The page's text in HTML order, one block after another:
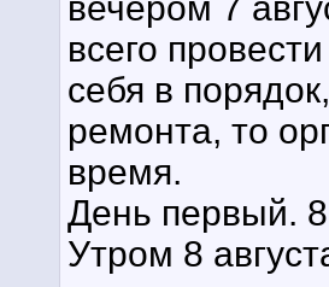
вечером 7
всего
себя в
ремонта, то
время.
День первый. 8
Утром 8